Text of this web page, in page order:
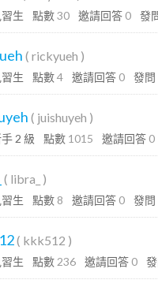
生 點數30 邀請回答 0 發
( rickyueh )
生 點數4 邀請回答 0 發問
( juishuyeh )
2 級 點數 1015 邀請回答 0
( libra_ )
生 點數 8 邀請回答 0 發問
( kkk512 )
生 點數 236 邀請回答 0